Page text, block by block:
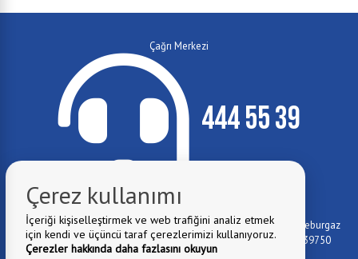
Çağrı Merkezi
444 55 39
E-Mail: info@luleburgaz.bel.tr
Belediye Adresi:İstiklal Mahallesi Özgürlük Caddesi No:115 - Lüleburgaz
Yıldızları Sanat Akademisi (Lüleburgaz Devlet Hastanesi yanı) 39750
Lüleburgaz/KIRKLARELİ
Çerez kullanımı
İçeriği kişiselleştirmek ve web trafiğini analiz etmek
için kendi ve üçüncü taraf çerezlerimizi kullanıyoruz.
Çerezler hakkında daha fazlasını okuyun